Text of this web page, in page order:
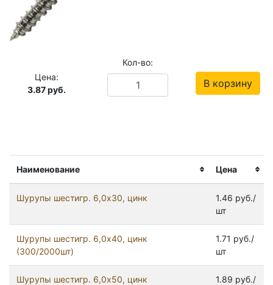
Наименование Цена
Шурупы шестигр. 6,0x30, цинк
1.46 руб./
шт
Шурупы шестигр. 6,0x40, цинк
(300/2000шт)
1.71 руб./
шт
Шурупы шестигр. 6,0x50, цинк
1.89 руб./
Цена:
3.87руб.
Кол-во:
В корзину